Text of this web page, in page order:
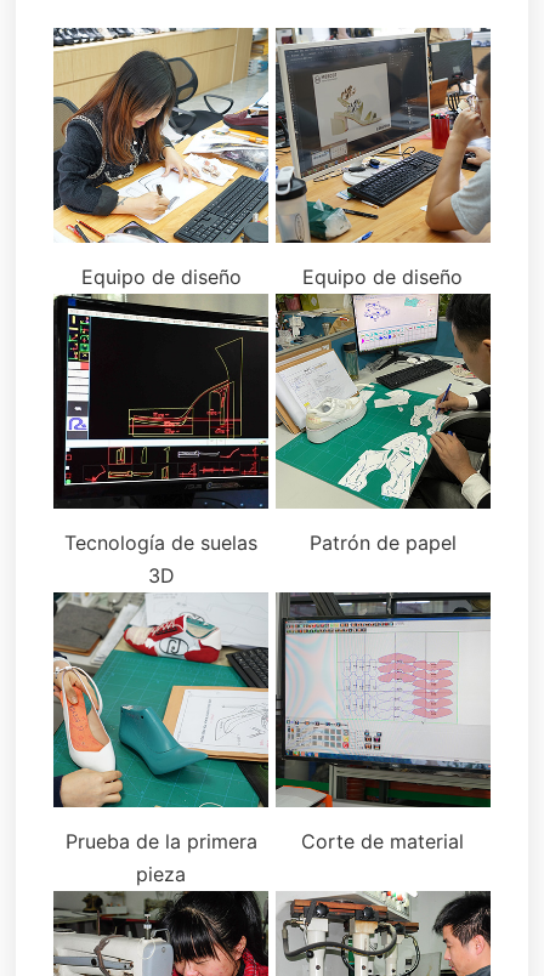
Equipo de diseño Equipo de diseño
Tecnología de suelas
3D
Patrón de papel
Prueba de la primera
pieza
Corte de material